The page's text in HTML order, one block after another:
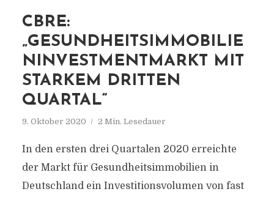
CBRE:
„GESUNDHEITSIMMOBILIE
NINVESTMENTMARKT MIT
STARKEM DRITTEN
QUARTAL“
9. Oktober 2020 2 Min. Lesedauer
In den ersten drei Quartalen 2020 erreichte
der Markt für Gesundheitsimmobilien in
Deutschland ein Investitionsvolumen von fast